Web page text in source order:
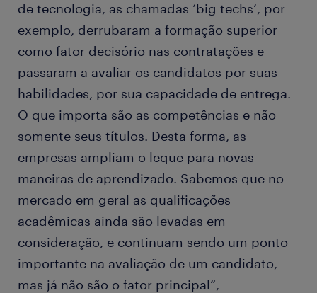
de tecnologia, as chamadas ‘big techs’, por
exemplo, derrubaram a formação superior
como fator decisório nas contratações e
passaram a avaliar os candidatos por suas
habilidades, por sua capacidade de entrega.
O que importa são as competências e não
somente seus títulos. Desta forma, as
empresas ampliam o leque para novas
maneiras de aprendizado. Sabemos que no
mercado em geral as qualificações
acadêmicas ainda são levadas em
consideração, e continuam sendo um ponto
importante na avaliação de um candidato,
mas já não são o fator principal”,